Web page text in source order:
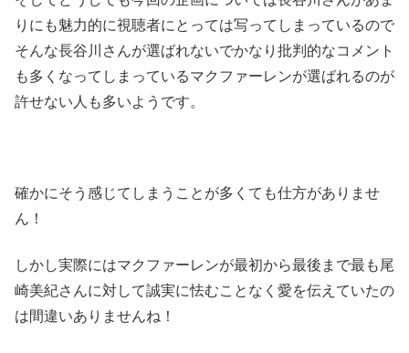
りにも魅力的に視聴者にとっては写ってしまっているので
そんな長谷川さんが選ばれないでかなり批判的なコメント
も多くなってしまっているマクファーレンが選ばれるのが
許せない人も多いようです。
確かにそう感じてしまうことが多くても仕方がありませ
ん！
しかし実際にはマクファーレンが最初から最後まで最も尾
崎美紀さんに対して誠実に怯むことなく愛を伝えていたの
は間違いありませんね！